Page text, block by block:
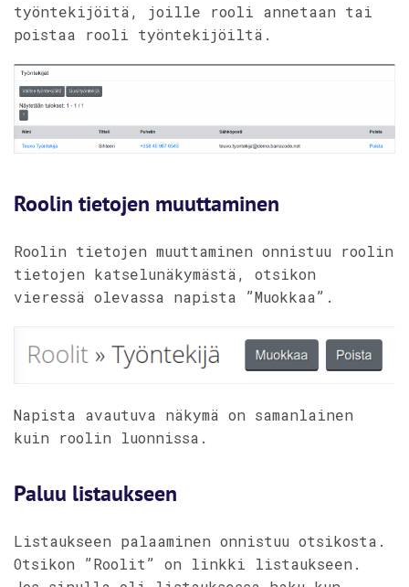
työntekijöitä, joille rooli annetaan tai
poistaa rooli työntekijöiltä.
Roolin tietojen muuttaminen
Roolin tietojen muuttaminen onnistuu roolin
tietojen katselunäkymästä, otsikon
vieressä olevassa napista ”Muokkaa”.
Napista avautuva näkymä on samanlainen
kuin roolin luonnissa.
Paluu listaukseen
Listaukseen palaaminen onnistuu otsikosta.
Otsikon ”Roolit” on linkki listaukseen.